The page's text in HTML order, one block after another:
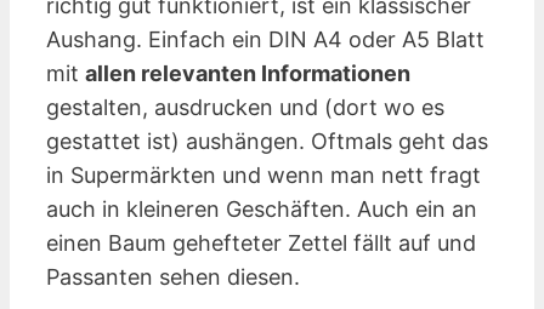
richtig gut funktioniert, ist ein klassischer
Aushang. Einfach ein DIN A4 oder A5 Blatt
mit allen relevanten Informationen
gestalten, ausdrucken und (dort wo es
gestattet ist) aushängen. Oftmals geht das
in Supermärkten und wenn man nett fragt
auch in kleineren Geschäften. Auch ein an
einen Baum gehefteter Zettel fällt auf und
Passanten sehen diesen.